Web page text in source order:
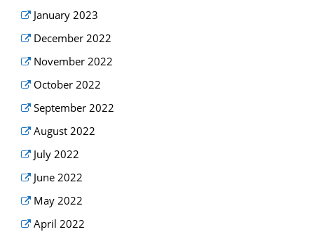
January 2023
December 2022
November 2022
October 2022
September 2022
August 2022
July 2022
June 2022
May 2022
April 2022